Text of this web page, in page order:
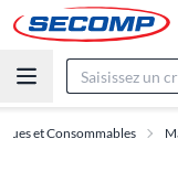
et Consommables